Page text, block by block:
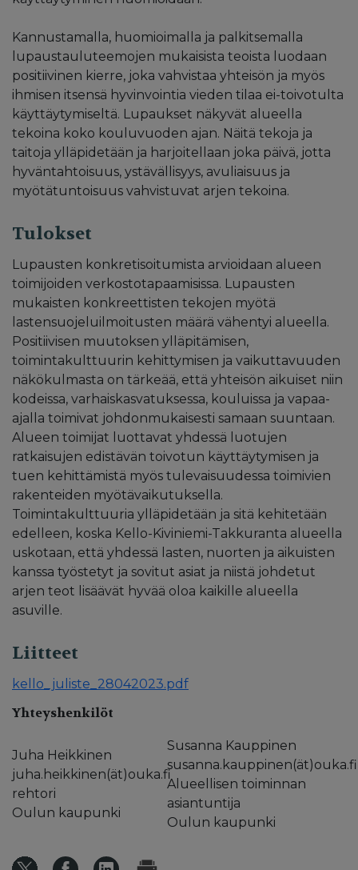
Kannustamalla, huomioimalla ja palkitsemalla
lupaustauluteemojen mukaisista teoista luodaan
positiivinen kierre, joka vahvistaa yhteisön ja myös
ihmisen itsensä hyvinvointia vieden tilaa ei-toivotulta
käyttäytymiseltä. Lupaukset näkyvät alueella
tekoina koko kouluvuoden ajan. Näitä tekoja ja
taitoja ylläpidetään ja harjoitellaan joka päivä, jotta
hyväntahtoisuus, ystävällisyys, avuliaisuus ja
myötätuntoisuus vahvistuvat arjen tekoina.
Tulokset
Lupausten konkretisoitumista arvioidaan alueen
toimijoiden verkostotapaamisissa. Lupausten
mukaisten konkreettisten tekojen myötä
lastensuojeluilmoitusten määrä vähentyi alueella.
Positiivisen muutoksen ylläpitämisen,
toimintakulttuurin kehittymisen ja vaikuttavuuden
näkökulmasta on tärkeää, että yhteisön aikuiset niin
kodeissa, varhaiskasvatuksessa, kouluissa ja vapaa-
ajalla toimivat johdonmukaisesti samaan suuntaan.
Alueen toimijat luottavat yhdessä luotujen
ratkaisujen edistävän toivotun käyttäytymisen ja
tuen kehittämistä myös tulevaisuudessa toimivien
rakenteiden myötävaikutuksella.
Toimintakulttuuria ylläpidetään ja sitä kehitetään
edelleen, koska Kello-Kiviniemi-Takkuranta alueella
uskotaan, että yhdessä lasten, nuorten ja aikuisten
kanssa työstetyt ja sovitut asiat ja niistä johdetut
arjen teot lisäävät hyvää oloa kaikille alueella
asuville.
Liitteet
kello_juliste_28042023.pdf
Yhteyshenkilöt
Juha Heikkinen
juha.heikkinen(ät)ouka.fi
rehtori
Oulun kaupunki
Susanna Kauppinen
susanna.kauppinen(ät)ouka.fi
Alueellisen toiminnan
asiantuntija
Oulun kaupunki